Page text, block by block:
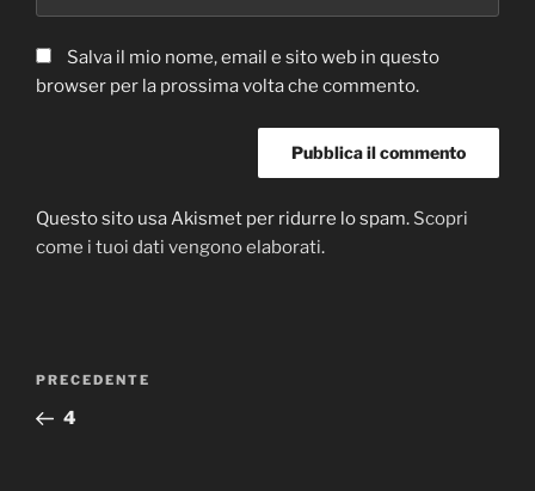
Salva il mio nome, email e sito web in questo
browser per la prossima volta che commento.
Questo sito usa Akismet per ridurre lo spam. Scopri
come i tuoi dati vengono elaborati.
Navigazione
Articolo
precedente:
PRECEDENTE
4